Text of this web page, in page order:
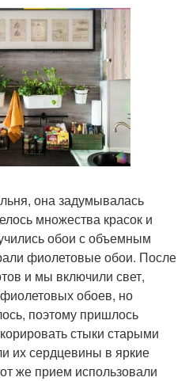
она задумывалась
множества красок и
обои с объемным
фиолетовые обои. После
и мы включили свет,
обоев, но
поэтому пришлось
стыки старыми
их сердцевины в яркие
же прием использовали